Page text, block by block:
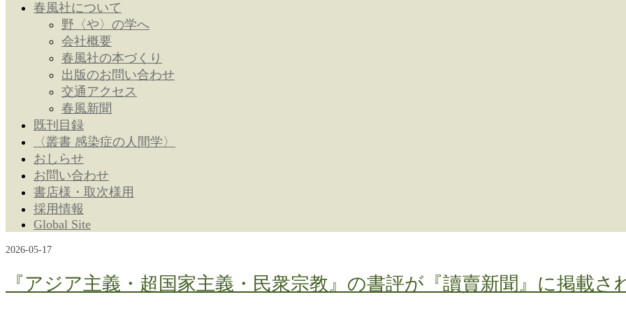
春風社について
野〈や〉の学へ
会社概要
春風社の本づくり
出版のお問い合わせ
交通アクセス
春風新聞
既刊目録
〈叢書 感染症の人間学〉
おしらせ
お問い合わせ
書店様・取次様用
採用情報
Global Site
2026-05-17
『アジア主義・超国家主義・民衆宗教』の書評が『讀賣新聞』に掲載さ